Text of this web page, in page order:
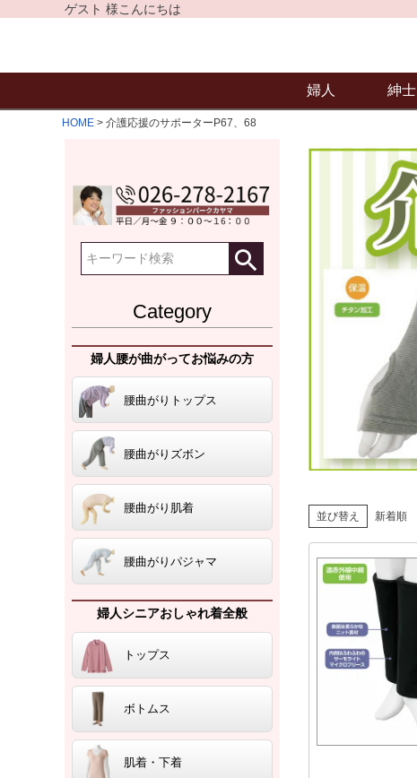
ゲスト 様こんにちは
婦人 紳士
HOME 介護応援のサポーターP67、68
Category
婦人腰が曲がってお悩みの方
腰曲がりトップス
腰曲がりズボン
腰曲がり肌着
腰曲がりパジャマ
婦人シニアおしゃれ着全般
トップス
ボトムス
肌着・下着
並び替え 新着順